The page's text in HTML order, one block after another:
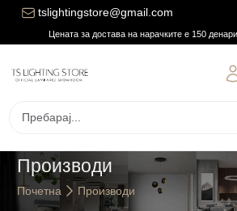
tslightingstore@gmail.com
Цената за достава на нарачките е 150 денари.
Производи
Почетна Производи